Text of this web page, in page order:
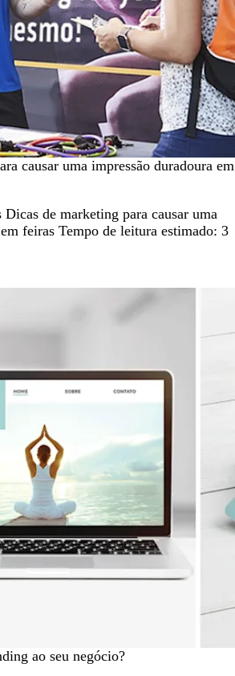
causar uma impressão duradoura em
Dicas de marketing para causar uma
feiras Tempo de leitura estimado: 3
ao seu negócio?